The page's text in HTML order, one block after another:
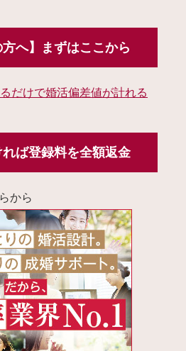
方へ】まずはここから
だけで婚活偏差値が計れる
ば登録料を全額返金
から